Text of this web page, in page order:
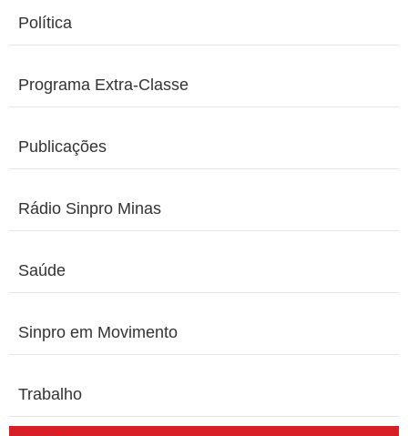
Política
Programa Extra-Classe
Publicações
Rádio Sinpro Minas
Saúde
Sinpro em Movimento
Trabalho